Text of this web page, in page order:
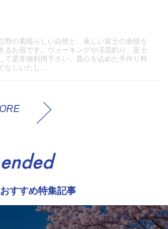
野の素晴らしい自然と、美しい富士の表情を
るお宿です。ウォーキングや渓流釣り、富士
て是非御利用下さい。真心を込めた手作り料
なしいたし...
すすめ特集記事